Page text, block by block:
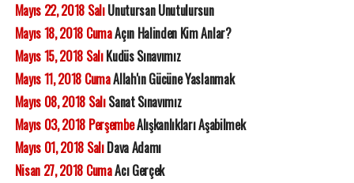
Mayıs 22, 2018 SalıUnutursan Unutulursun
Mayıs 18, 2018 CumaAçın Halinden Kim Anlar?
Mayıs 15, 2018 SalıKudüs Sınavımız
Mayıs 11, 2018 CumaAllah'ın Gücüne Yaslanmak
Mayıs 08, 2018 SalıSanat Sınavımız
Mayıs 03, 2018 PerşembeAlışkanlıkları Aşabilmek
Mayıs 01, 2018 SalıDava Adamı
Nisan 27, 2018 CumaAcı Gerçek